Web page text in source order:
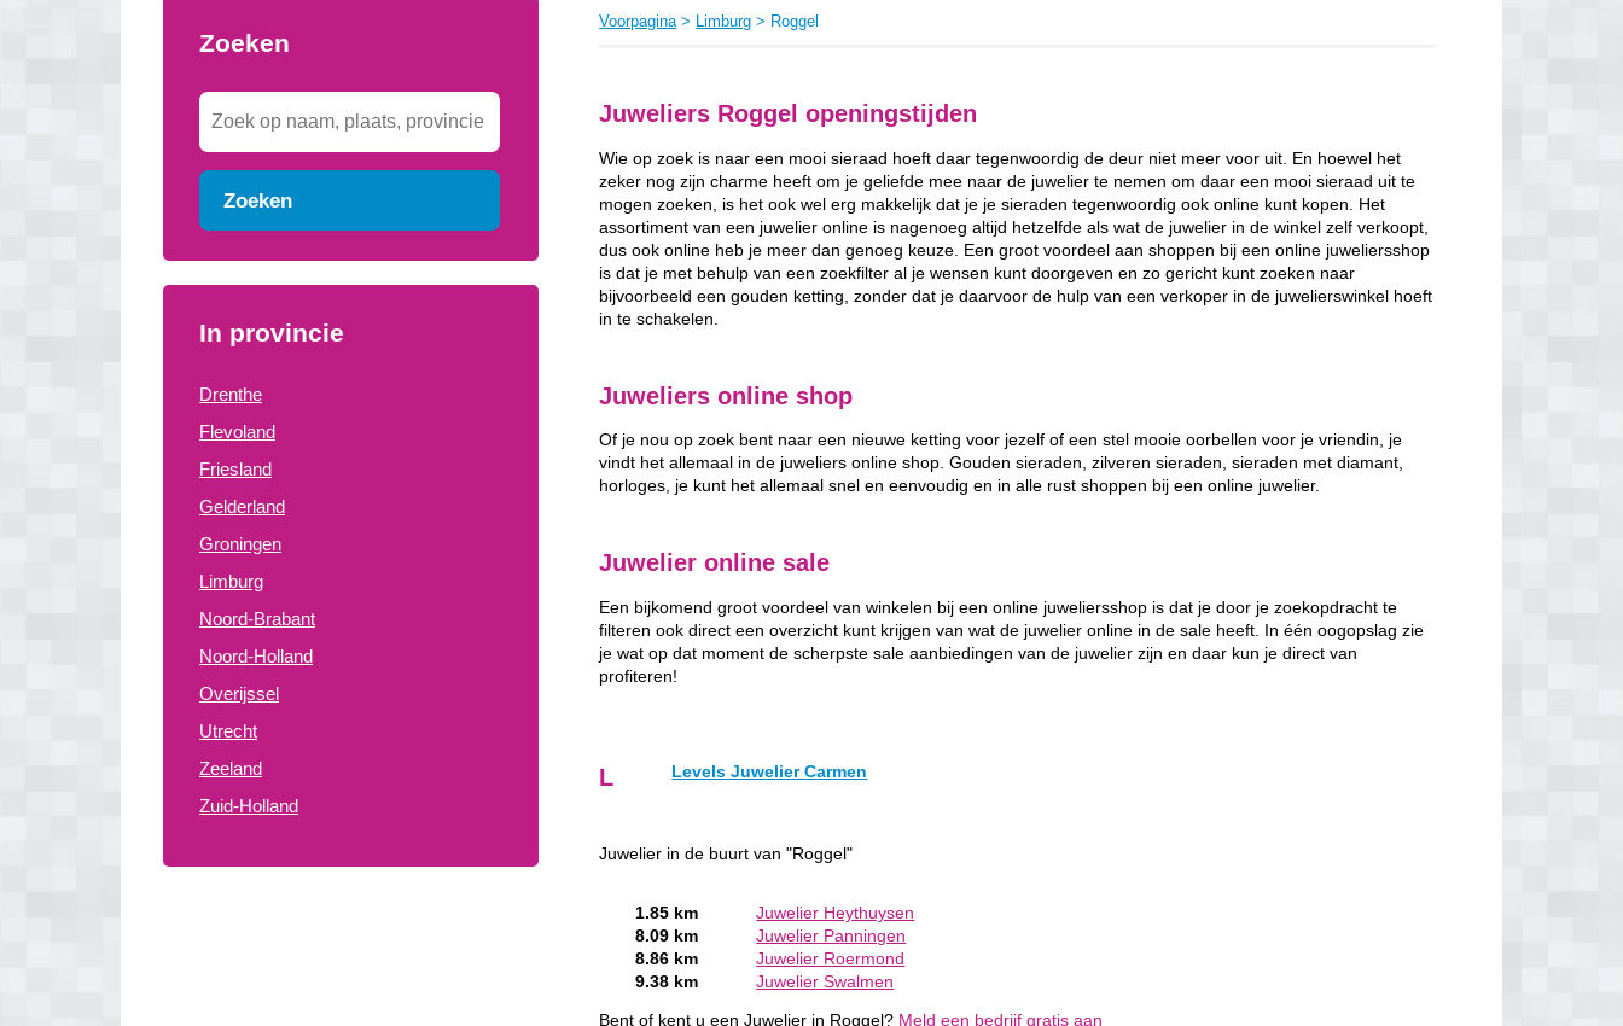
Zoeken
Zoeken
In provincie
Drenthe
Flevoland
Friesland
Gelderland
Groningen
Limburg
Noord-Brabant
Noord-Holland
Overijssel
Utrecht
Zeeland
Zuid-Holland
Voorpagina> Limburg > Roggel
Juweliers Roggel openingstijden
Wie op zoek is naar een mooi sieraad hoeft daar tegenwoordig de deur niet meer voor uit. En hoewel het
zeker nog zijn charme heeft om je geliefde mee naar de juwelier te nemen om daar een mooi sieraad uit te
mogen zoeken, is het ook wel erg makkelijk dat je je sieraden tegenwoordig ook online kunt kopen. Het
assortiment van een juwelier online is nagenoeg altijd hetzelfde als wat de juwelier in de winkel zelf verkoopt,
dus ook online heb je meer dan genoeg keuze. Een groot voordeel aan shoppen bij een online juweliersshop
is dat je met behulp van een zoekfilter al je wensen kunt doorgeven en zo gericht kunt zoeken naar
bijvoorbeeld een gouden ketting, zonder dat je daarvoor de hulp van een verkoper in de juwelierswinkel hoeft
in te schakelen.
Juweliers online shop
Of je nou op zoek bent naar een nieuwe ketting voor jezelf of een stel mooie oorbellen voor je vriendin, je
vindt het allemaal in de juweliers online shop. Gouden sieraden, zilveren sieraden, sieraden met diamant,
horloges, je kunt het allemaal snel en eenvoudig en in alle rust shoppen bij een online juwelier.
Juwelier online sale
Een bijkomend groot voordeel van winkelen bij een online juweliersshop is dat je door je zoekopdracht te
filteren ook direct een overzicht kunt krijgen van wat de juwelier online in de sale heeft. In één oogopslag zie
je wat op dat moment de scherpste sale aanbiedingen van de juwelier zijn en daar kun je direct van
profiteren!
L Levels Juwelier Carmen
Juwelier in de buurt van "Roggel"
1.85 km
Juwelier Heythuysen
8.09 km
Juwelier Panningen
8.86 km
Juwelier Roermond
9.38 km
Juwelier Swalmen
Bent of kent u een Juwelier in Roggel? Meld een bedrijf gratis aan